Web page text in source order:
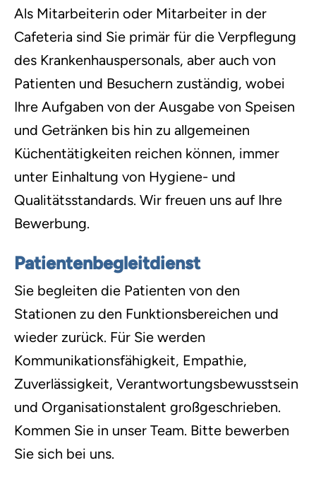
Als Mitarbeiterin oder Mitarbeiter in der
Cafeteria sind Sie primär für die Verpflegung
des Krankenhauspersonals, aber auch von
Patienten und Besuchern zuständig, wobei
Ihre Aufgaben von der Ausgabe von Speisen
und Getränken bis hin zu allgemeinen
Küchentätigkeiten reichen können, immer
unter Einhaltung von Hygiene- und
Qualitätsstandards. Wir freuen uns auf Ihre
Bewerbung.
Patientenbegleitdienst
Sie begleiten die Patienten von den
Stationen zu den Funktionsbereichen und
wieder zurück. Für Sie werden
Kommunikationsfähigkeit, Empathie,
Zuverlässigkeit, Verantwortungsbewusstsein
und Organisationstalent großgeschrieben.
Kommen Sie in unser Team. Bitte bewerben
Sie sich bei uns.